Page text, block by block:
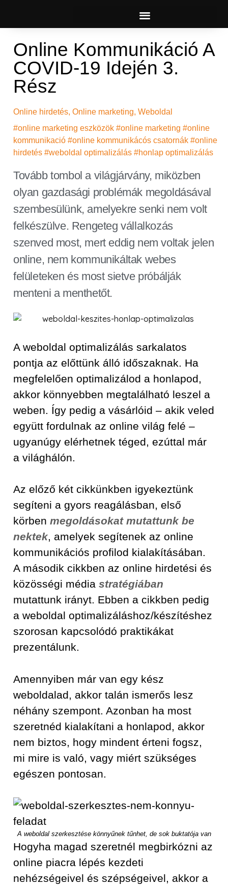
Online Kommunikáció A
COVID-19 Idején 3.
Rész
Online hirdetés,Online marketing,Weboldal
#online marketing eszközök #online marketing #online
kommunikació #online kommunikácós csatornák #online
hirdetés #weboldal optimalizálás #honlap optimalizálás
Tovább tombol a világjárvány, miközben
olyan gazdasági problémák megoldásával
szembesülünk, amelyekre senki nem volt
felkészülve. Rengeteg vállalkozás
szenved most, mert eddig nem voltak jelen
online, nem kommunikáltak webes
felületeken és most sietve próbálják
menteni a menthetőt.
A weboldal optimalizálás sarkalatos
pontja az előttünk álló időszaknak. Ha
megfelelően optimalizálod a honlapod,
akkor könnyebben megtalálható leszel a
weben. Így pedig a vásárlóid – akik veled
együtt fordulnak az online világ felé –
ugyanúgy elérhetnek téged, ezúttal már
a világhálón.
Az előző két cikkünkben igyekeztünk
segíteni a gyors reagálásban, első
körbenmegoldásokat mutattunk be
nektek, amelyek segítenek az online
kommunikációs profilod kialakításában.
A második cikkben az online hirdetési és
közösségi médiastratégiában
mutattunk irányt. Ebben a cikkben pedig
a weboldal optimalizáláshoz/készítéshez
szorosan kapcsolódó praktikákat
prezentálunk.
Amennyiben már van egy kész
weboldalad, akkor talán ismerős lesz
néhány szempont. Azonban ha most
szeretnéd kialakítani a honlapod, akkor
nem biztos, hogy mindent érteni fogsz,
mi mire is való, vagy miért szükséges
egészen pontosan.
A weboldal szerkesztése könnyűnek tűnhet, de sok buktatója van
Hogyha magad szeretnél megbirkózni az
online piacra lépés kezdeti
nehézségeivel és szépségeivel, akkor a